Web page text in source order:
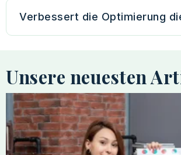
Verbessert die Optimierung
Unsere neuesten